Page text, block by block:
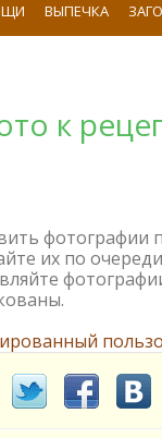
ВЫПЕЧКА
к
фотографии
их по